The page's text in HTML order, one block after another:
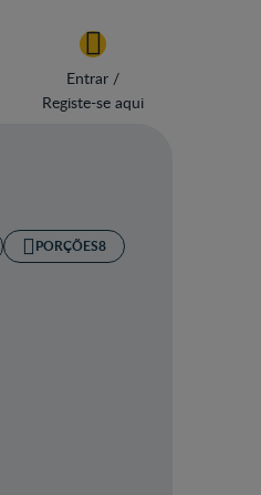
Entrar /
Registe-se aqui
PORÇÕES8